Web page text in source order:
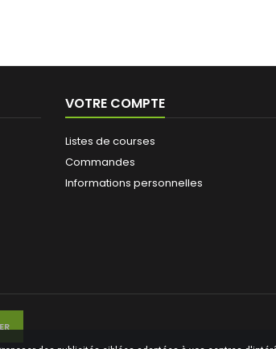
VOTRE COMPTE
Listes de courses
Commandes
Informations personnelles